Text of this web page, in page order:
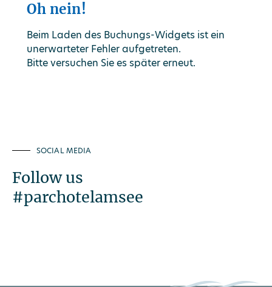
Oh nein!
Beim Laden des Buchungs-Widgets ist ein
unerwarteter Fehler aufgetreten.
Bitte versuchen Sie es später erneut.
SOCIAL MEDIA
Follow us
#parchotelamsee